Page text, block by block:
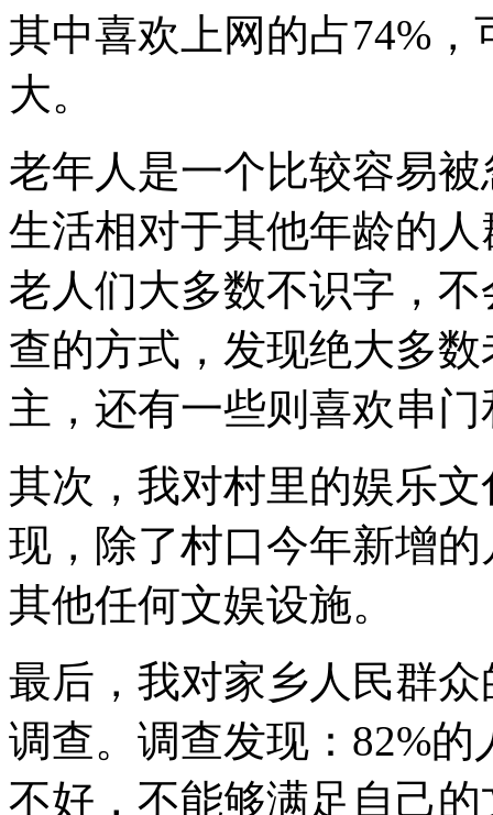
其中喜欢上网的占74%
大。
老年人是一个比较容易
生活相对于其他年龄的
老人们大多数不识字，
查的方式，发现绝大多
主，还有一些则喜欢串
其次，我对村里的娱乐
现，除了村口今年新增
其他任何文娱设施。
最后，我对家乡人民群
调查。调查发现：82%
不好，不能够满足自己